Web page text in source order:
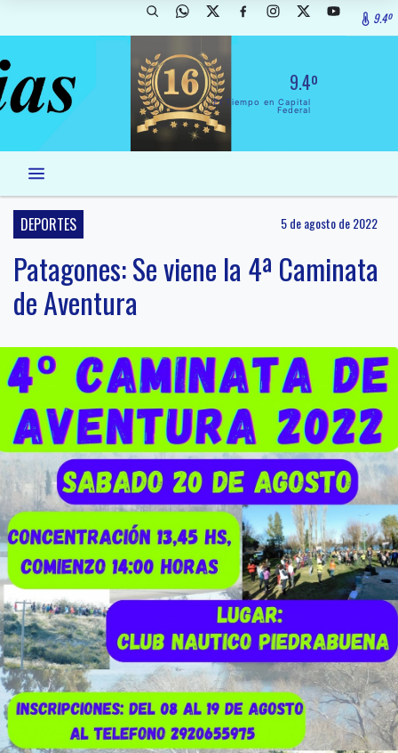
9.4º
9.4º
El Tiempo en Capital
Federal
DEPORTES 5 de agosto de 2022
Patagones: Se viene la 4ª Caminata
de Aventura